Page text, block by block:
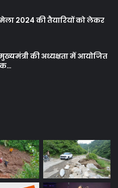
मेला 2024 की तैयारियों को लेकर
की अध्यक्षता में आयोजित